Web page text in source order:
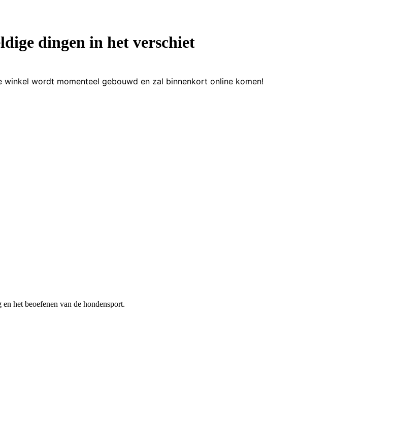
dingen in het verschiet
wordt momenteel gebouwd en zal binnenkort online komen!
het beoefenen van de hondensport.